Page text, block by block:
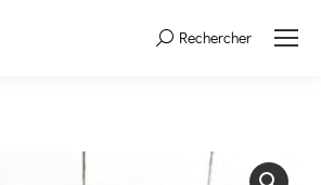
Search:Rechercher